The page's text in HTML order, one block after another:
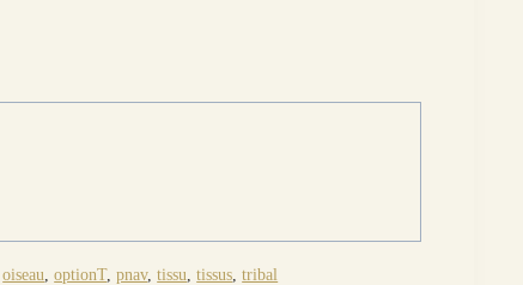
,oiseau ,optionT,pnav,tissu ,tissus ,tribal